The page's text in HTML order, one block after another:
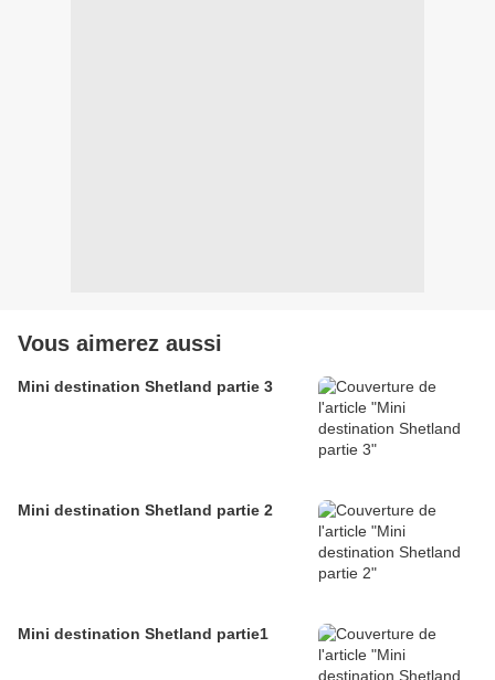
Vous aimerez aussi
Mini destination Shetland partie 3
Mini destination Shetland partie 2
Mini destination Shetland partie1